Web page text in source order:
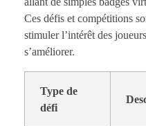
Ces défis et compétitions
stimuler l’intérêt des
s’améliorer.
Type de
défi